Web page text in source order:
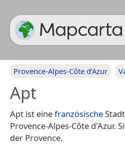
Provence-Alpes-Côte d’Azur
Apt
Apt ist einefranzösische
Provence-Alpes-Côte d'Azur.
der Provence.